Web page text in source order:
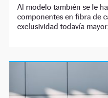
Al modelo también se le
componentes en fibra de
exclusividad todavía mayor.